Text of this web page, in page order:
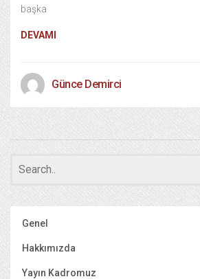
başka
DEVAMI
Günce Demirci
Genel
Hakkımızda
Yayın Kadromuz